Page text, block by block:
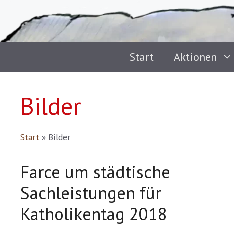
Start Aktionen
Bilder
Start » Bilder
Farce um städtische
Sachleistungen für
Katholikentag 2018